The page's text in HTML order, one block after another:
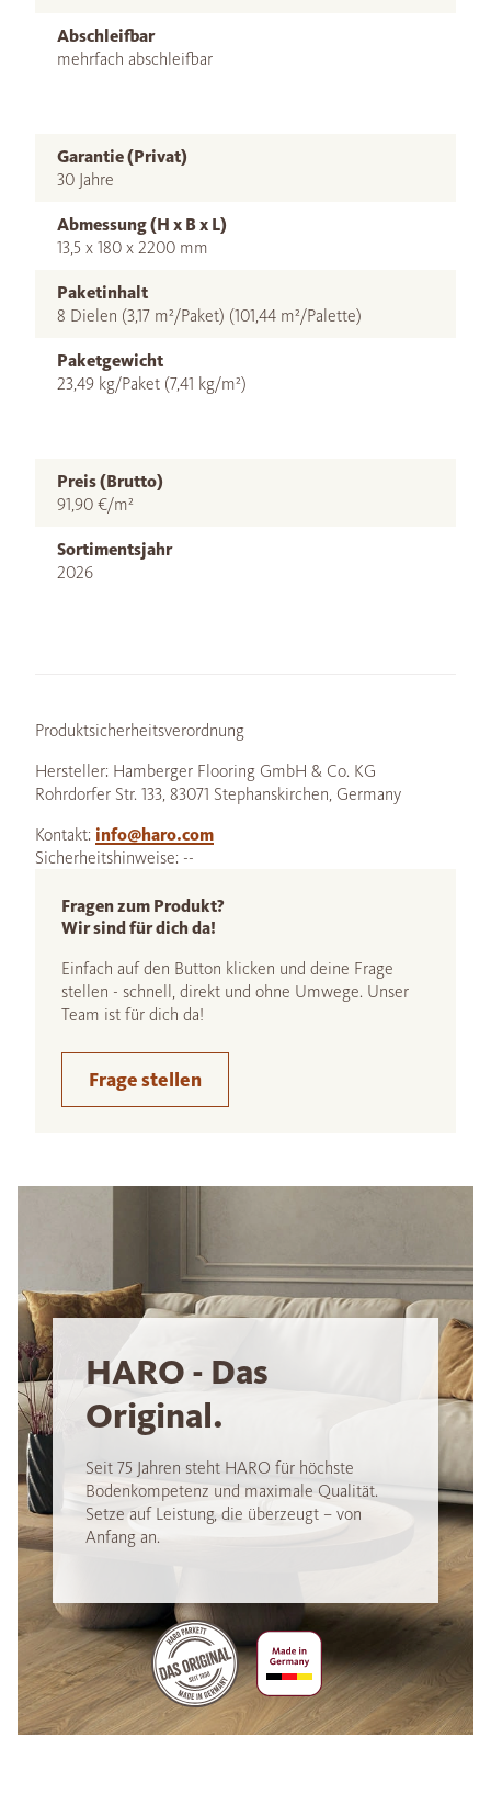
Abschleifbar
mehrfach abschleifbar
Garantie (Privat)
30 Jahre
Abmessung (H x B x L)
13,5 x 180 x 2200 mm
Paketinhalt
8 Dielen (3,17 m²/Paket) (101,44 m²/Palette)
Paketgewicht
23,49 kg/Paket (7,41 kg/m²)
Preis (Brutto)
91,90 €/m²
Sortimentsjahr
2026
Produktsicherheitsverordnung
Hersteller: Hamberger Flooring GmbH & Co. KG
Rohrdorfer Str. 133, 83071 Stephanskirchen, Germany
Kontakt: info@haro.com
Sicherheitshinweise: --
Fragen zum Produkt?
Wir sind für dich da!
Einfach auf den Button klicken und deine Frage
stellen - schnell, direkt und ohne Umwege. Unser
Team ist für dich da!
Frage stellen
HARO - Das
Original.
Seit 75 Jahren steht HARO für höchste
Bodenkompetenz und maximale Qualität.
Setze auf Leistung, die überzeugt – von
Anfang an.